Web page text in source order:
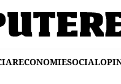
ECONOMIESOCIAL